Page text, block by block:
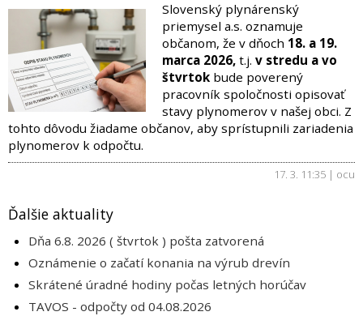
Slovenský plynárenský
priemysel a.s. oznamuje
občanom, že v dňoch 18. a 19.
marca 2026, t.j. v stredu a vo
štvrtok bude poverený
pracovník spoločnosti opisovať
stavy plynomerov v našej obci. Z
tohto dôvodu žiadame občanov, aby sprístupnili zariadenia
plynomerov k odpočtu.
17. 3. 11:35 | ocu
Ďalšie aktuality
Dňa 6.8. 2026 ( štvrtok ) pošta zatvorená
Oznámenie o začatí konania na výrub drevín
Skrátené úradné hodiny počas letných horúčav
TAVOS - odpočty od 04.08.2026